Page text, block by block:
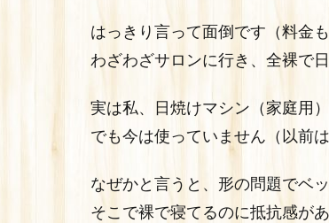
はっきり言って面倒です（料金
わざわざサロンに行き、全裸で
実は私、日焼けマシン（家庭用
でも今は使っていません（以前
なぜかと言うと、形の問題でベ
そこで裸で寝てるのに抵抗感があ